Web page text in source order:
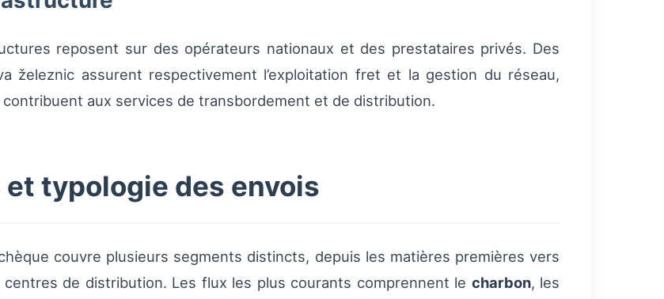
reposent sur des opérateurs nationaux et des prestataires privés. Des
železnic assurent respectivement l’exploitation fret et la gestion du réseau,
aux services de transbordement et de distribution.
typologie des envois
couvre plusieurs segments distincts, depuis les matières premières vers
de distribution. Les flux les plus courants comprennent le charbon, les